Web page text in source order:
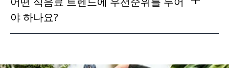
야 하나요?